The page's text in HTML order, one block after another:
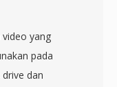
yang
pada
dan